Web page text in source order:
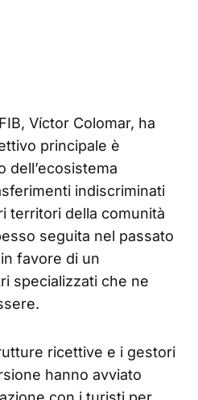
Víctor Colomar, ha
principale è
dell’ecosistema
indiscriminati
territori della comunità
seguita nel passato
favore di un
specializzati che ne
ricettive e i gestori
hanno avviato